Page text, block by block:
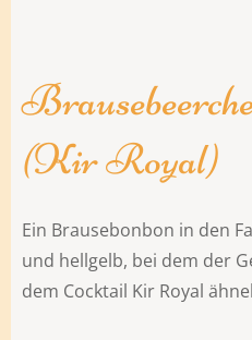
(Kir Royal)
Ein Brausebonbon in den
und hellgelb, bei dem der
dem Cocktail Kir Royal